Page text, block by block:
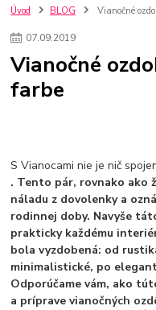
kuchynské batérie sagittarius
kuchynské drezy sety
kúpelňové batérie
vodovodné
bidetové batérie
Zápustné umývadlá
čierna kúpelňová batéria
retro kúpeľne
Nákup tovaru
Ako znížiť náklady
Ako
szco nakup bez dph
Úvod BLOG Vianočné
07.09.2019
Vianočné
farbe
S Vianocami nie je nič
. Tento pár, rovnako ako
náladu z dovolenky a
rodinnej doby. Navyše
prakticky každému
bola vyzdobená: od
minimalistické, po
Odporúčame vám, ako
a príprave vianočných